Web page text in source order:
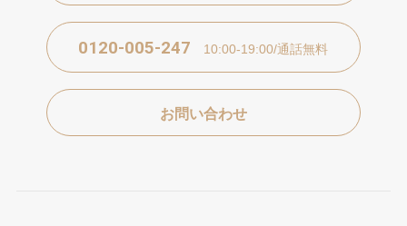
0120-005-247 10:00-19:00/通話無料
お問い合わせ